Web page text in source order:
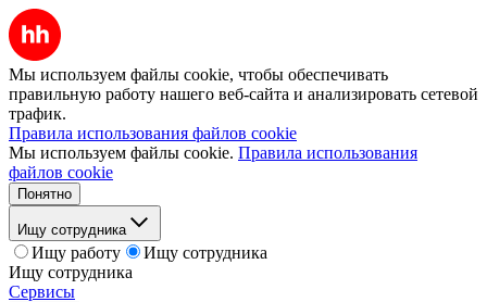
Мы используем файлы cookie, чтобы обеспечивать
правильную работу нашего веб-сайта и анализировать сетевой
трафик.
Правила использования файлов cookie
Мы используем файлы cookie. Правила использования
файлов cookie
Понятно
Ищу сотрудника
Ищу работу
Ищу сотрудника
Ищу сотрудника
Сервисы